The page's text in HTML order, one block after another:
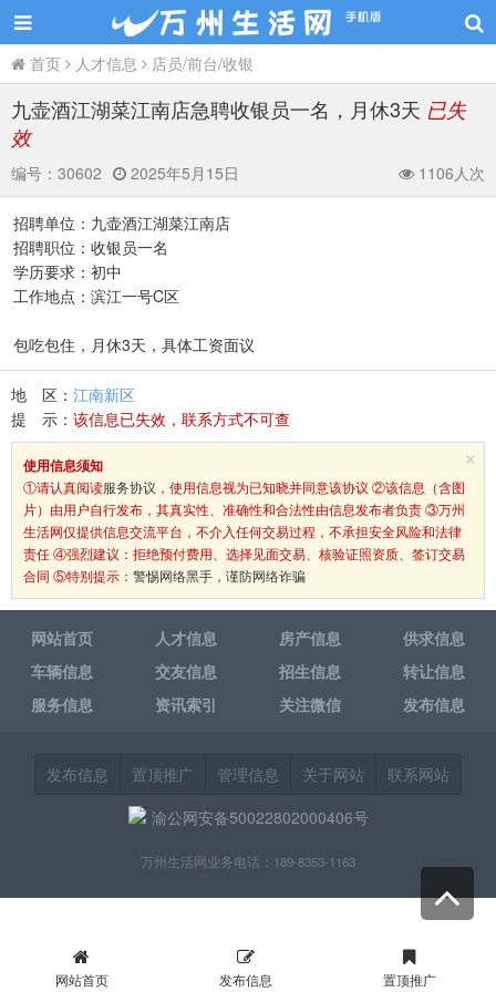
首页 人才信息 店员/前台/收银
九壶酒江湖菜江南店急聘收银员一名，月休3天 已失
效
编号： 30602 2025年5月15日 1106人次
招聘单位：九壶酒江湖菜江南店
招聘职位：收银员一名
学历要求：初中
工作地点：滨江一号C区
包吃包住，月休3天，具体工资面议
地 区： 江南新区
提 示： 该信息已失效，联系方式不可查
×
使用信息须知
①请认真阅读服务协议 ，使用信息视为已知晓并同意该协议 ②该信息（含图
片）由用户自行发布，其真实性、准确性和合法性由信息发布者负责 ③万州
生活网仅提供信息交流平台，不介入任何交易过程，不承担安全风险和法律
责任 ④强烈建议：拒绝预付费用、选择见面交易、核验证照资质、签订交易
合同 ⑤特别提示： 警惕网络黑手，谨防网络诈骗
网站首页 人才信息 房产信息
供求信息
车辆信息
交友信息 招生信息
转让信息
服务信息
资讯索引 关注微信 发布信息
发布信息 置顶推广 管理信息 关于网站
联系网站
渝公网安备50022802000406号
万州生活网业务电话：189-8353-1163
网站首页 发布信息 置顶推广